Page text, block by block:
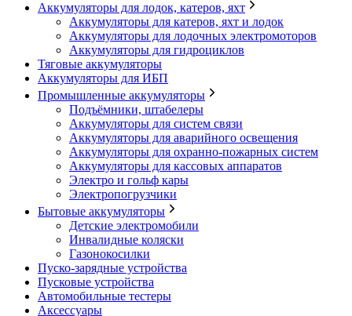
Аккумуляторы для лодок, катеров, яхт
Аккумуляторы для катеров, яхт и лодок
Аккумуляторы для лодочных электромоторов
Аккумуляторы для гидроциклов
Тяговые аккумуляторы
Аккумуляторы для ИБП
Промышленные аккумуляторы
Подъёмники, штабелеры
Аккумуляторы для систем связи
Аккумуляторы для аварийного освещения
Аккумуляторы для охранно-пожарных систем
Аккумуляторы для кассовых аппаратов
Электро и гольф кары
Электропогрузчики
Бытовые аккумуляторы
Детские электромобили
Инвалидные коляски
Газонокосилки
Пуско-зарядные устройства
Пусковые устройства
Автомобильные тестеры
Аксессуары